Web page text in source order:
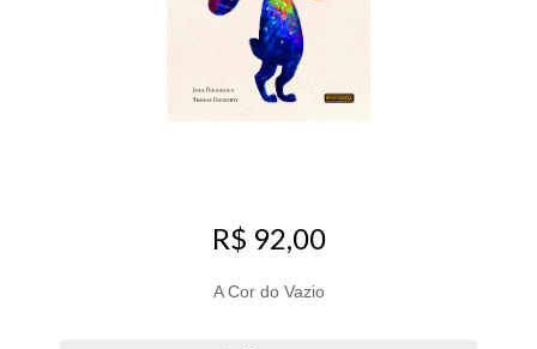
R$ 92,00
A Cor do Vazio